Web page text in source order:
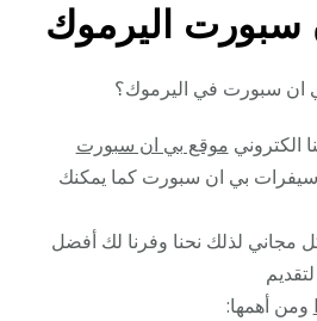
سبورت اليرموك
ان سبورت في اليرموك؟
الكتروني موقع بي ان سبورت
بي ان سبورت كما يمكنك
مجاني لذلك نحنا وفرنا لك أفضل
ومن أهمها: